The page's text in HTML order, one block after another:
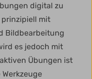
digital zu
mit
Bildbearbeitung
es jedoch mit
Übungen ist